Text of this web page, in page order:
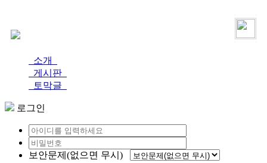
소개
게시판
토막글
로그인
보안문제(없으면 무시)